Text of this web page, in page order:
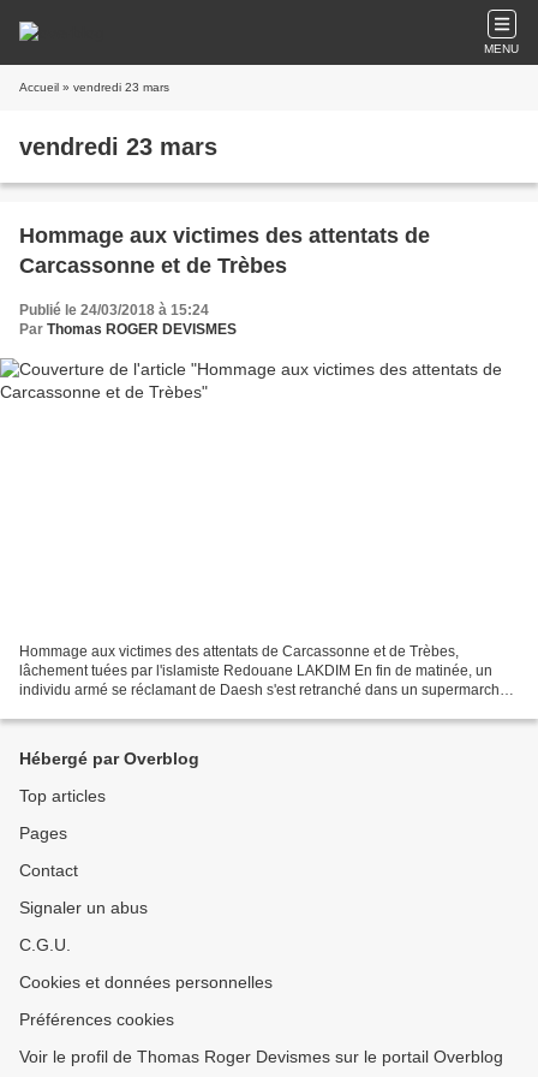
MENU
Accueil » vendredi 23 mars
vendredi 23 mars
Hommage aux victimes des attentats de
Carcassonne et de Trèbes
Publié le 24/03/2018 à 15:24
Par Thomas ROGER DEVISMES
Hommage aux victimes des attentats de Carcassonne et de Trèbes,
lâchement tuées par l'islamiste Redouane LAKDIM En fin de matinée, un
individu armé se réclamant de Daesh s'est retranché dans un supermarché
Hébergé par Overblog
Top articles
Pages
Contact
Signaler un abus
C.G.U.
Cookies et données personnelles
Préférences cookies
Voir le profil de Thomas Roger Devismes sur le portail Overblog